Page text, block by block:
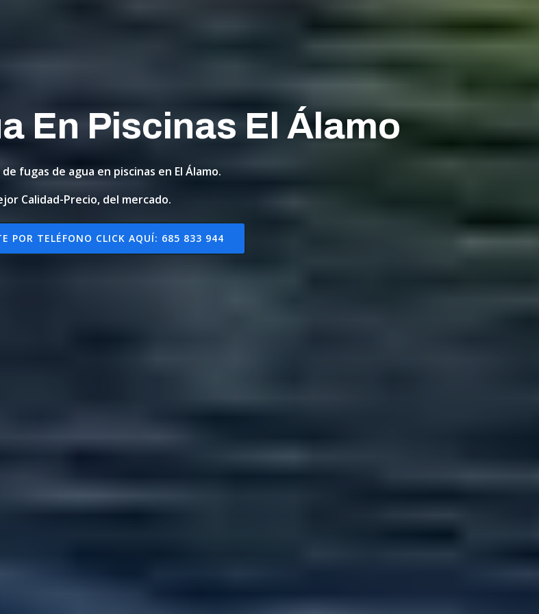
En Piscinas El Álamo
fugas de agua en piscinas en El Álamo.
Calidad-Precio, del mercado.
POR TELÉFONO CLICK AQUÍ: 685 833 944